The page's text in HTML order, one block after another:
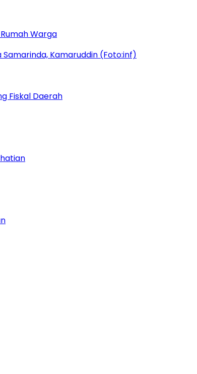
Warga
Fiskal Daerah